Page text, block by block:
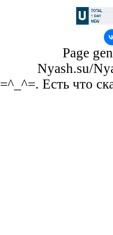
Page
Nyash.su/
=^_^=. Есть что